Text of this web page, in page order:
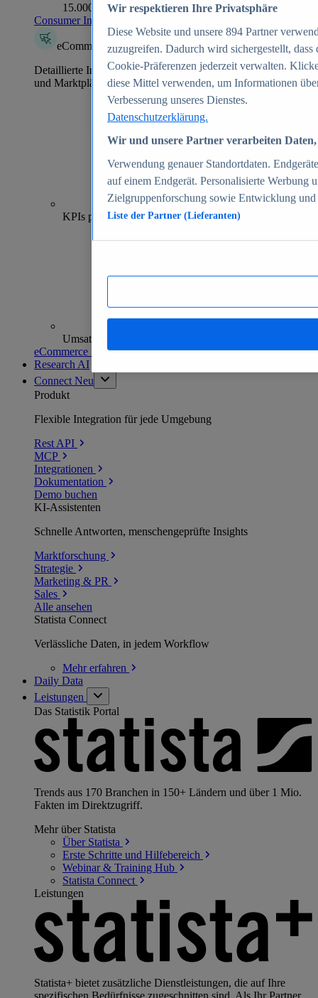
15.000+ Marken
Consumer Insights entdecken
eCommerce Insights
Detaillierte Informationen zu mehr als 39.000 Online-Shops
und Marktplätzen
70+
KPIs pro Shop
Umsatzanalysen und -prognosen
eCommerce Insights entdecken
Research AI
Connect Neu
Produkt
Flexible Integration für jede Umgebung
Rest API
MCP
Integrationen
Dokumentation
Demo buchen
KI-Assistenten
Schnelle Antworten, menschengeprüfte Insights
Marktforschung
Strategie
Marketing & PR
Sales
Alle ansehen
Statista Connect
Verlässliche Daten, in jedem Workflow
Mehrerfahren
Daily Data
Leistungen
Das Statistik Portal
Trends aus 170 Branchen in 150+ Ländern und über 1 Mio.
Fakten im Direktzugriff.
Mehr über Statista
Über Statista
Erste Schritte und Hilfebereich
Webinar & Training Hub
Statista Connect
Leistungen
Statista+ bietet zusätzliche Dienstleistungen, die auf Ihre
spezifischen Bedürfnisse zugeschnitten sind. Als Ihr Partner
Wir respektieren Ihre Privatsphäre
Diese Website und unsere 894 Partner
zuzugreifen. Dadurch wird sichergestellt,
Cookie-Präferenzen jederzeit verwalten.
diese Mittel verwenden, um Informationen
Verbesserung unseres Dienstes.
Datenschutzerklärung.
Wir und unsere Partner verarbeiten
Verwendung genauer Standortdaten.
auf einem Endgerät. Personalisierte Werbung
Zielgruppenforschung sowie Entwicklung
Liste der Partner (Lieferanten)